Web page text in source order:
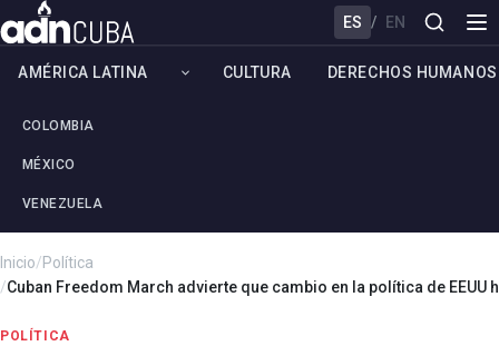
ES / EN
AMÉRICA LATINA
COLOMBIA
MÉXICO
VENEZUELA
CULTURA DERECHOS HUMANOS
Inicio/Política
/Cuban Freedom March advierte que cambio en la política de EEUU
POLÍTICA